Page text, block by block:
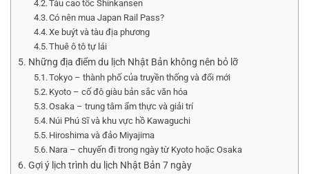
Tàu cao tốc Shinkansen
Có nên mua Japan Rail Pass?
Xe buýt và tàu địa phương
Thuê ô tô tự lái
Những địa điểm du lịch Nhật Bản không nên bỏ lỡ
Tokyo – thành phố của truyền thống và đổi mới
Kyoto – cố đô giàu bản sắc văn hóa
Osaka – trung tâm ẩm thực và giải trí
Núi Phú Sĩ và khu vực hồ Kawaguchi
Hiroshima và đảo Miyajima
Nara – chuyến đi trong ngày từ Kyoto hoặc Osaka
Gợi ý lịch trình du lịch Nhật Bản 7 ngày